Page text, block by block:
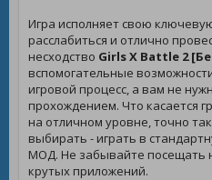
Игра исполняет свою
расслабиться и отлично
несходство Girls X Battle 2
вспомогательные
игровой процесс, а вам не
прохождением. Что касается
на отличном уровне, точно
выбирать - играть в
МОД. Не забывайте посещать
крутых приложений.